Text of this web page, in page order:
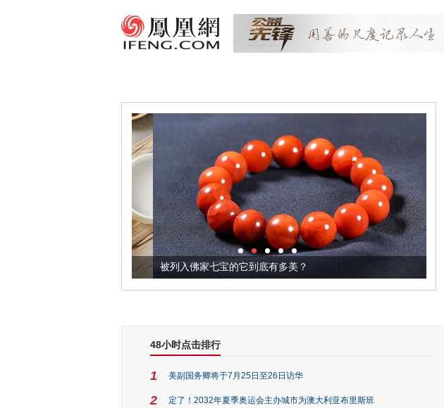
被列入佛家七宝的它到底有多美？
48小时点击排行
1 美副国务卿将于7月25日至26日访华
2 定了！2032年夏季奥运会主办城市为澳大利亚布里斯班